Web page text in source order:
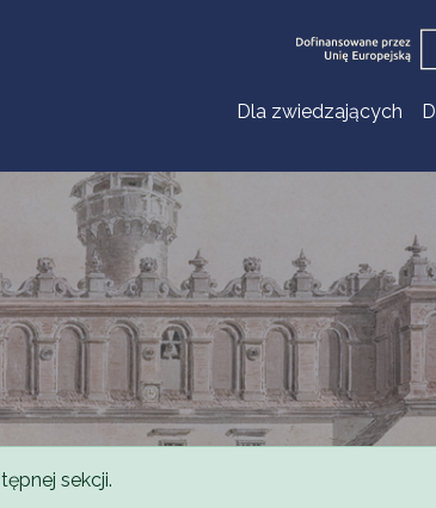
Dla zwiedzających
sekcji.